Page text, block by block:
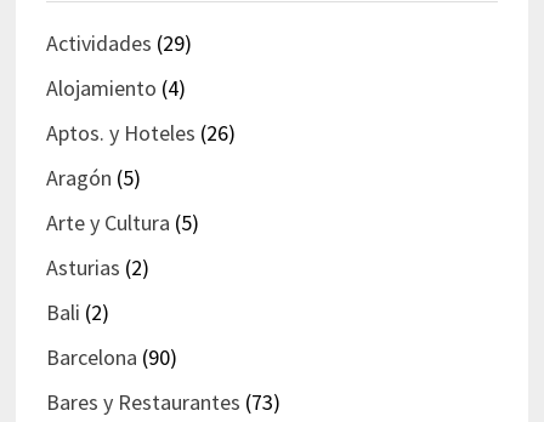
Actividades (29)
Alojamiento (4)
Aptos. y Hoteles (26)
Aragón (5)
Arte y Cultura (5)
Asturias (2)
Bali (2)
Barcelona (90)
Bares y Restaurantes (73)